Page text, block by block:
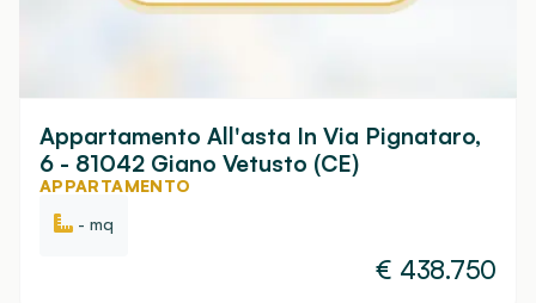
Appartamento All'asta In Via Pignataro,
6 - 81042 Giano Vetusto (CE)
APPARTAMENTO
- mq
€ 438.750